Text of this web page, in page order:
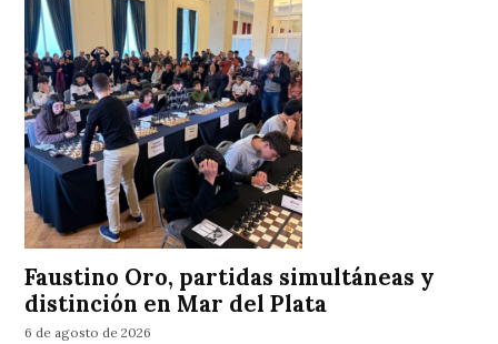
Faustino Oro, partidas simultáneas y
distinción en Mar del Plata
6 de agosto de 2026